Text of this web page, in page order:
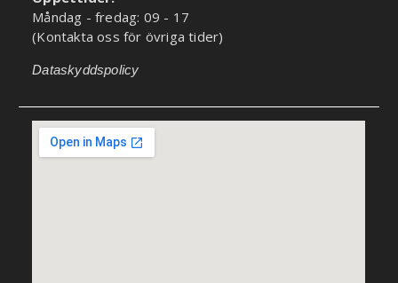
Måndag - fredag: 09 - 17
(Kontakta oss för övriga tider)
Dataskyddspolicy